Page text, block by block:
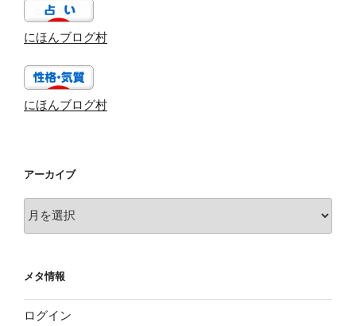
にほんブログ村
にほんブログ村
アーカイブ
ー
ブ
メタ情報
ログイン